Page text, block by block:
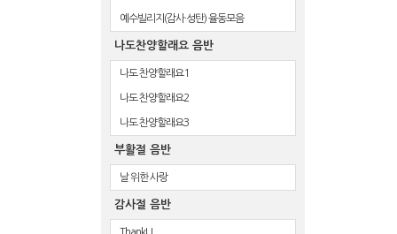
예수빌리지(감사·성탄) 율동모음
나도찬양할래요 음반
나도 찬양할래요1
나도 찬양할래요2
나도 찬양할래요3
부활절 음반
날 위한 사랑
감사절 음반